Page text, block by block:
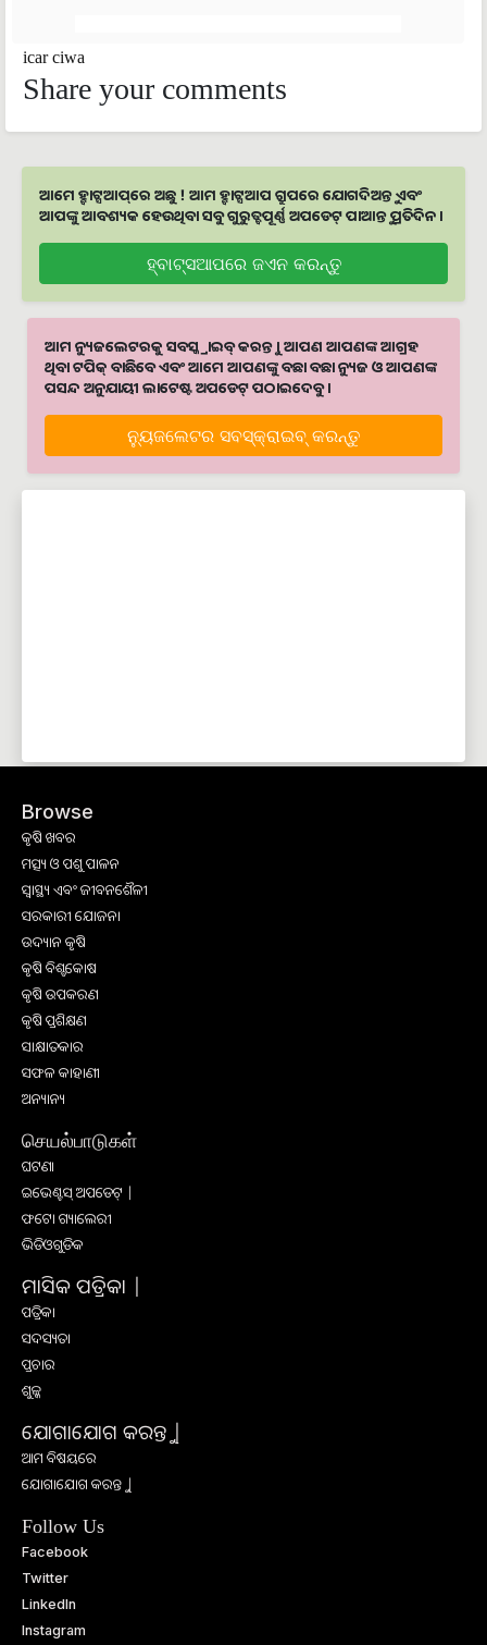
icarciwa
Share your comments
ଆମେ ହ୍ବାଟ୍ସଆପ୍‌ରେ ଅଛୁ ! ଆମ ହ୍ବାଟ୍ସଆପ ଗ୍ରୁପରେ ଯୋଗଦିଅନ୍ତୁ ଏବଂ
ଆପଙ୍କୁ ଆବଶ୍ୟକ ହେଉଥିବା ସବୁ ଗୁରୁତ୍ବପୂର୍ଣ୍ଣ ଅପଡେଟ୍‌ ପାଆନ୍ତୁ ପ୍ରତିଦିନ ।
ହ୍ବାଟ୍ସଆପରେ ଜଏନ କରନ୍ତୁ
ଆମ ନ୍ୟୁଜଲେଟରକୁ ସବସ୍କ୍ରାଇବ୍ କରନ୍ତୁ । ଆପଣ ଆପଣଙ୍କ ଆଗ୍ରହ
ଥିବା ଟପିକ୍‌ ବାଛିବେ ଏବଂ ଆମେ ଆପଣଙ୍କୁ ବଛା ବଛା ନ୍ୟୁଜ ଓ ଆପଣଙ୍କ
ପସନ୍ଦ ଅନୁଯାୟୀ ଲାଟେଷ୍ଟ ଅପଡେଟ୍‌ ପଠାଇଦେବୁ ।
ନ୍ୟୁଜଲେଟର ସବସ୍କ୍ରାଇବ୍‌ କରନ୍ତୁ
Browse
କୃଷି ଖବର
ମତ୍ସ୍ୟ ଓ ପଶୁ ପାଳନ
ସ୍ୱାସ୍ଥ୍ୟ ଏବଂ ଜୀବନଶୈଳୀ
ସରକାରୀ ଯୋଜନା
ଉଦ୍ୟାନ କୃଷି
କୃଷି ବିଶ୍ବକୋଷ
କୃଷି ଉପକରଣ
କୃଷି ପ୍ରଶିକ୍ଷଣ
ସାକ୍ଷାତକାର
ସଫଳ କାହାଣୀ
ଅନ୍ୟାନ୍ୟ
செயல்பாடுகள்
ଘଟଣା
ଇଭେଣ୍ଟସ୍ ଅପଡେଟ୍ |
ଫଟୋ ଗ୍ୟାଲେରୀ
ଭିଡିଓଗୁଡିକ
ମାସିକ ପତ୍ରିକା |
ପତ୍ରିକା
ସଦସ୍ୟତା
ପ୍ରଚାର
ଶୁଳ୍କ
ଯୋଗାଯୋଗ କରନ୍ତୁ |
ଆମ ବିଷୟରେ
ଯୋଗାଯୋଗ କରନ୍ତୁ |
Follow Us
Facebook
Twitter
LinkedIn
Instagram